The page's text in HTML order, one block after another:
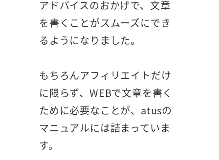
アドバイスのおかげで、文章
を書くことがスムーズにでき
るようになりました。
もちろんアフィリエイトだけ
に限らず、WEBで文章を書く
ために必要なことが、atusの
マニュアルには詰まっていま
す。